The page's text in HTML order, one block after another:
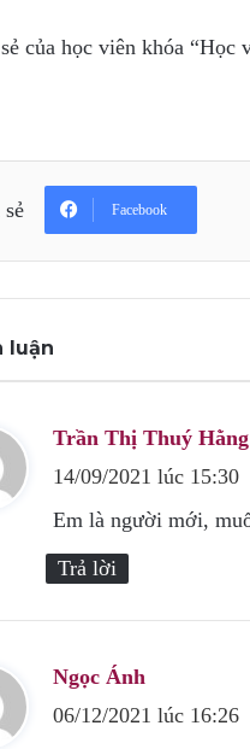
của học viên khóa “Học
Facebook
luận
Trần Thị Thuý Hằng
14/09/2021 lúc 15:30
Em là người mới,
Trả lời
Ngọc Ánh
i
06/12/2021 lúc 16:26